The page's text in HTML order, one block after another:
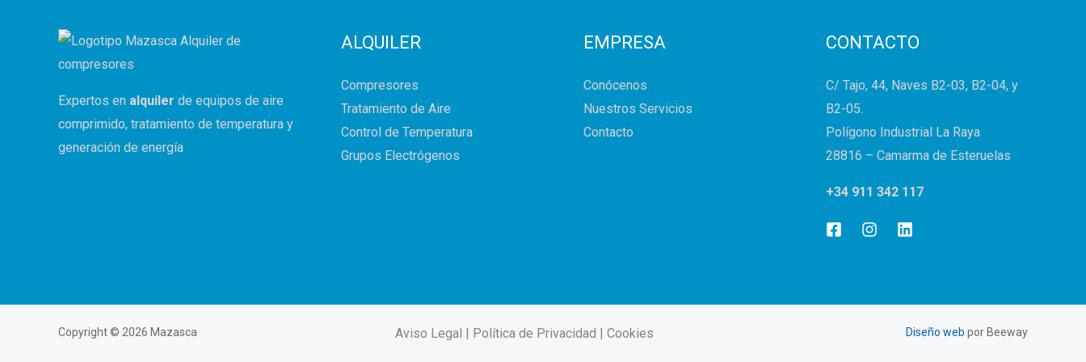
Expertos en alquiler de equipos de aire
comprimido, tratamiento de temperatura y
generación de energía
ALQUILER
Compresores
Tratamiento de Aire
Control de Temperatura
Grupos Electrógenos
EMPRESA
Conócenos
Nuestros Servicios
Contacto
CONTACTO
C/ Tajo, 44, Naves B2-03, B2-04, y
B2-05.
Polígono Industrial La Raya
28816 – Camarma de Esteruelas
+34 911 342 117
Copyright © 2026 Mazasca Aviso Legal | Política de Privacidad | Cookies Diseño web por Beeway